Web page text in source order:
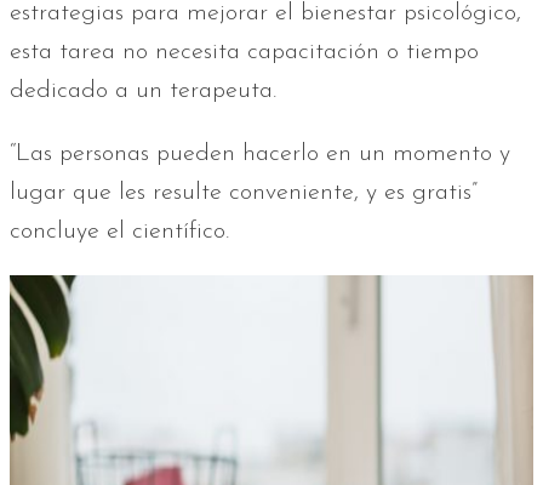
estrategias para mejorar el bienestar psicológico,
esta tarea no necesita capacitación o tiempo
dedicado a un terapeuta.
“Las personas pueden hacerlo en un momento y
lugar que les resulte conveniente, y es gratis”
concluye el científico.